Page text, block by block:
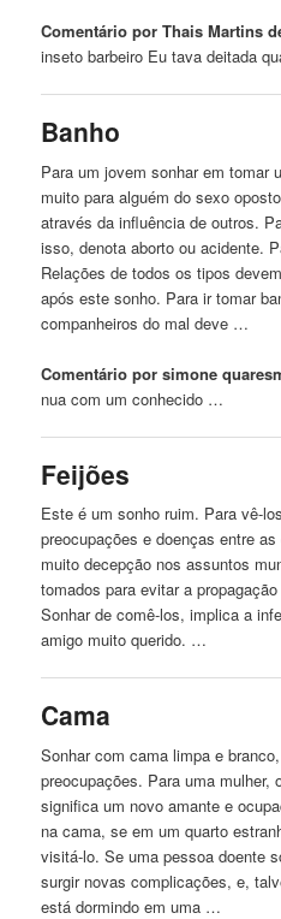
Comentário por Thais Martins
inseto barbeiro Eu tava deitada
Banho
Para um jovem sonhar em tomar
muito para alguém do sexo
através da influência de outros.
isso, denota aborto ou acidente.
Relações de todos os tipos
após este sonho. Para ir tomar
companheiros do mal deve …
Comentário por simone
nua com um conhecido …
Feijões
Este é um sonho ruim. Para vê-
preocupações e doenças entre
muito decepção nos assuntos
tomados para evitar a
Sonhar de comê-los, implica a
amigo muito querido. …
Cama
Sonhar com cama limpa e
preocupações. Para uma mulher,
significa um novo amante e
na cama, se em um quarto
visitá-lo. Se uma pessoa doente
surgir novas complicações, e,
está dormindo em uma …